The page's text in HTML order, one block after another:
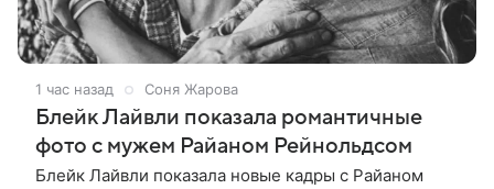
1 час назад Соня Жарова
Блейк Лайвли показала романтичные
фото с мужем Райаном Рейнольдсом
Блейк Лайвли показала новые кадры с Райаном